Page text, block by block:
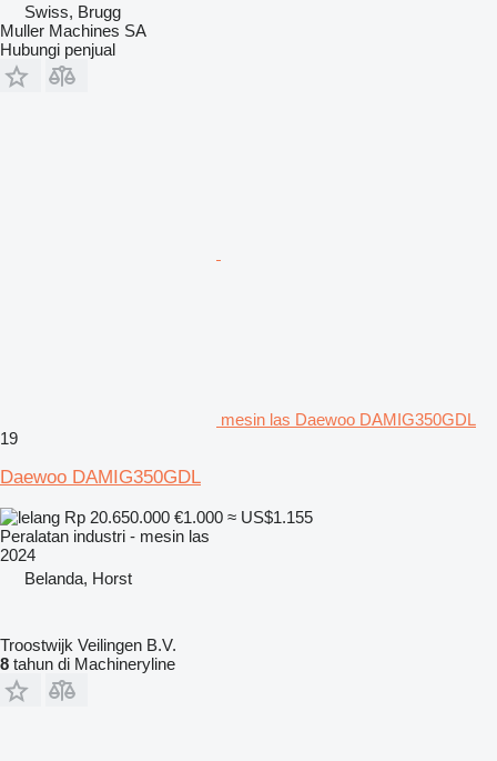
Swiss, Brugg
Muller Machines SA
Hubungi penjual
mesin las Daewoo DAMIG350GDL
19
Daewoo DAMIG350GDL
Rp 20.650.000 €1.000 ≈ US$1.155
Peralatan industri - mesin las
2024
Belanda, Horst
Troostwijk Veilingen B.V.
8 tahun di Machineryline